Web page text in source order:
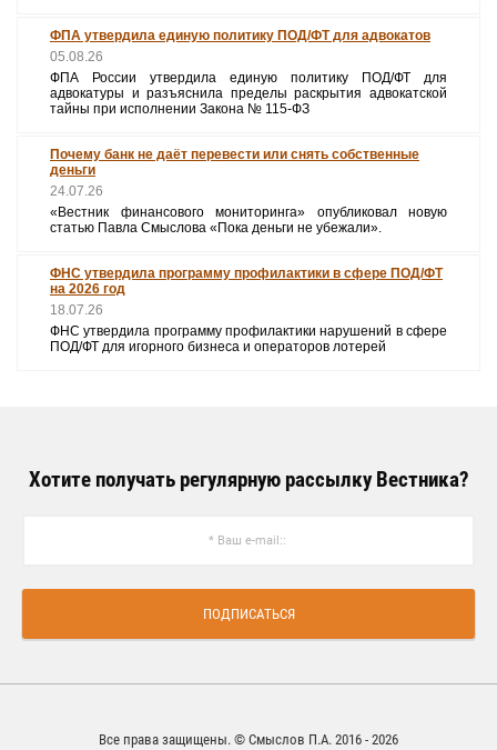
ФПА утвердила единую политику ПОД/ФТ для адвокатов
05.08.26
ФПА России утвердила единую политику ПОД/ФТ для
адвокатуры и разъяснила пределы раскрытия адвокатской
тайны при исполнении Закона № 115‑ФЗ
Почему банк не даёт перевести или снять собственные
деньги
24.07.26
«Вестник финансового мониторинга» опубликовал новую
статью Павла Смыслова «Пока деньги не убежали».
ФНС утвердила программу профилактики в сфере ПОД/ФТ
на 2026 год
18.07.26
ФНС утвердила программу профилактики нарушений в сфере
ПОД/ФТ для игорного бизнеса и операторов лотерей
Хотите получать регулярную рассылку Вестника?
ПОДПИСАТЬСЯ
Все права защищены. © Смыслов П.А. 2016 - 2026